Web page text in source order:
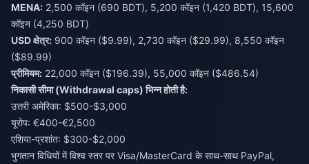
MENA: 2,500 कॉइन (690 BDT), 5,200 कॉइन (1,420 BDT), 15,600
कॉइन (4,250 BDT)
USD क्षेत्र: 900 कॉइन ($9.99), 2,730 कॉइन ($29.99), 8,550 कॉइन
($89.99)
प्रीमियम: 22,000 कॉइन ($196.39), 55,000 कॉइन ($486.54)
निकासी सीमा (Withdrawal caps) भिन्न होती है:
उत्तरी अमेरिका: $500-$3,000
यूरोप: €400-€2,500
एशिया-प्रशांत: $300-$2,000
भुगतान विधियों में विश्व स्तर पर Visa/MasterCard के साथ-साथ PayPal,